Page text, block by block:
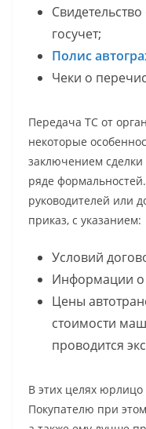
госучет;
Полис
Чеки о
Передача ТС от
некоторые
заключением сделки
ряде
руководителей или
приказ, с указанием:
Условий
Информации о
Цены
стоимости
проводится
В этих целях
Покупателю при